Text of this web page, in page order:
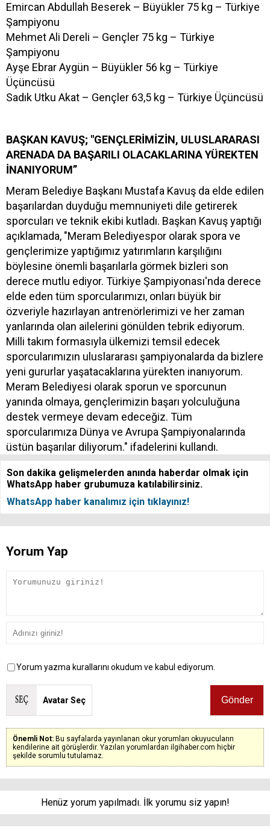
Emircan Abdullah Beserek – Büyükler 75 kg – Türkiye
Şampiyonu
Mehmet Ali Dereli – Gençler 75 kg – Türkiye
Şampiyonu
Ayşe Ebrar Aygün – Büyükler 56 kg – Türkiye
Üçüncüsü
Sadık Utku Akat – Gençler 63,5 kg – Türkiye Üçüncüsü
BAŞKAN KAVUŞ; "GENÇLERİMİZİN, ULUSLARARASI
ARENADA DA BAŞARILI OLACAKLARINA YÜREKTEN
İNANIYORUM”
Meram Belediye Başkanı Mustafa Kavuş da elde edilen
başarılardan duyduğu memnuniyeti dile getirerek
sporcuları ve teknik ekibi kutladı. Başkan Kavuş yaptığı
açıklamada, "Meram Belediyespor olarak spora ve
gençlerimize yaptığımız yatırımların karşılığını
böylesine önemli başarılarla görmek bizleri son
derece mutlu ediyor. Türkiye Şampiyonası'nda derece
elde eden tüm sporcularımızı, onları büyük bir
özveriyle hazırlayan antrenörlerimizi ve her zaman
yanlarında olan ailelerini gönülden tebrik ediyorum.
Milli takım formasıyla ülkemizi temsil edecek
sporcularımızın uluslararası şampiyonalarda da bizlere
yeni gururlar yaşatacaklarına yürekten inanıyorum.
Meram Belediyesi olarak sporun ve sporcunun
yanında olmaya, gençlerimizin başarı yolculuğuna
destek vermeye devam edeceğiz. Tüm
sporcularımıza Dünya ve Avrupa Şampiyonalarında
üstün başarılar diliyorum." ifadelerini kullandı.
Son dakika gelişmelerden anında haberdar olmak için
WhatsApp haber grubumuza katılabilirsiniz.
WhatsApp haber kanalımız için tıklayınız!
Yorum Yap
Yorum yazma kurallarını okudum ve kabul ediyorum.
Avatar Seç
Önemli Not: Bu sayfalarda yayınlanan okur yorumları okuyucuların
kendilerine ait görüşlerdir. Yazılan yorumlardan ilgihaber.com hiçbir
şekilde sorumlu tutulamaz.
Henüz yorum yapılmadı. İlk yorumu siz yapın!